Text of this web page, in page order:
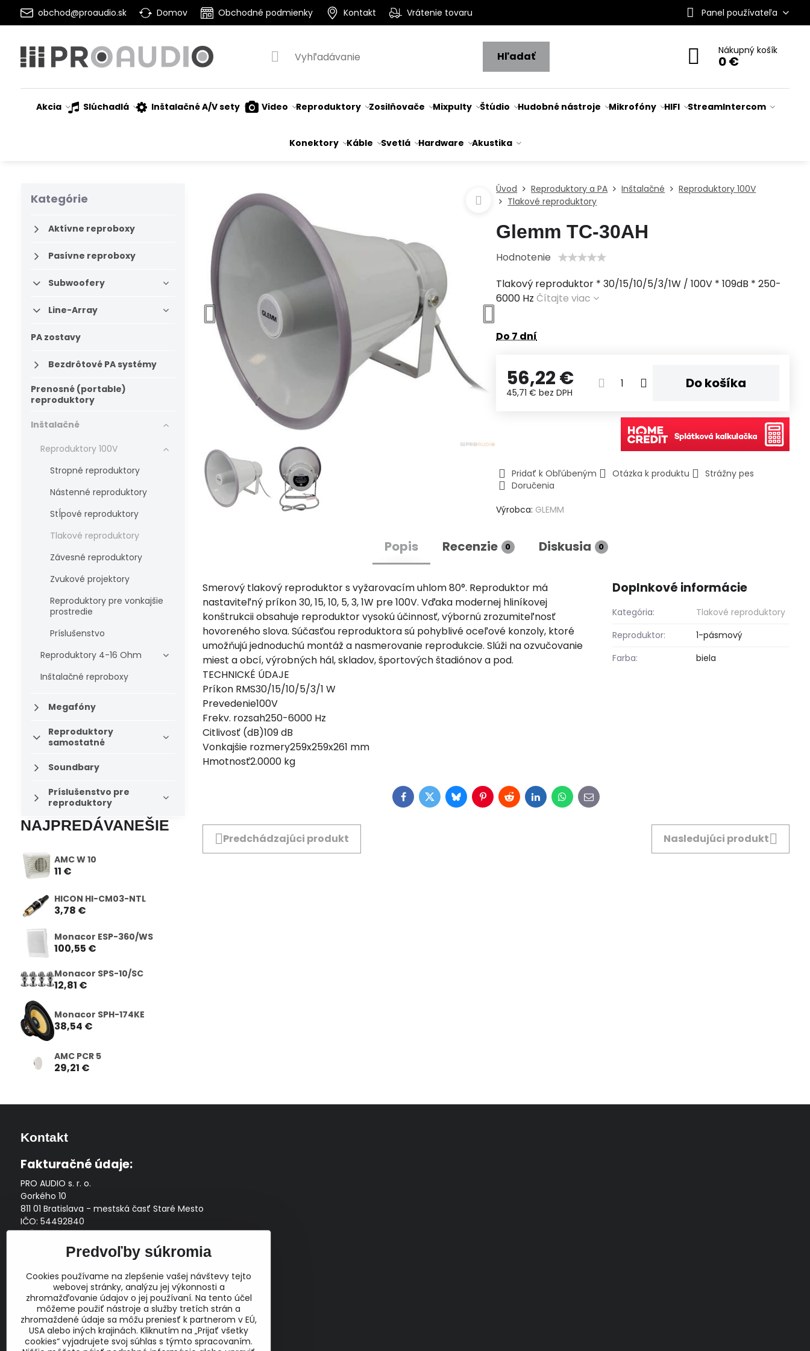
obchod@proaudio.sk Domov Obchodné podmienky Kontakt Vrátenie tovaru Panel používateľa
Hľadať Nákupný košík
0 €
Akcia Slúchadlá Inštalačné A/V sety Video Reproduktory Zosilňovače Mixpulty Štúdio Hudobné nástroje Mikrofóny HIFI StreamIntercom
Konektory Káble Svetlá Hardware Akustika
Úvod Reproduktory a PA Inštalačné
Reproduktory 100V
Tlakové reproduktory
Glemm TC-30AH
Hodnotenie
Tlakový reproduktor * 30/15/10/5/3/1W / 100V * 109dB * 250-
6000 HzČítajte viac
Do 7 dní
56,22 €
45,71 €bez DPH
Do košíka
Pridať k Obľúbeným Otázka k produktu
Strážny pes
Doručenia
Výrobca: GLEMM
Popis Recenzie 0 Diskusia 0
Smerový tlakový reproduktor s vyžarovacím uhlom 80°. Reproduktor má
nastaviteľný príkon 30, 15, 10, 5, 3, 1W pre 100V. Vďaka modernej hliníkovej
konštrukcii obsahuje reproduktor vysokú účinnosť, výbornú zrozumiteľnosť
hovoreného slova. Súčasťou reproduktora sú pohyblivé oceľové konzoly, ktoré
umožňujú jednoduchú montáž a nasmerovanie reprodukcie. Slúži na ozvučovanie
miest a obcí, výrobných hál, skladov, športových štadiónov a pod.
TECHNICKÉ ÚDAJE
Príkon RMS30/15/10/5/3/1 W
Prevedenie100V
Frekv. rozsah250-6000 Hz
Citlivosť (dB)109 dB
Vonkajšie rozmery259x259x261 mm
Hmotnosť2.0000 kg
Doplnkové informácie
Kategória:
Tlakové reproduktory
Reproduktor:
1-pásmový
Farba:
biela
Facebook
TwitterBlueskyPinterest
RedditLinkedInWhatsApp
E-
mail
Predchádzajúci produkt Nasledujúci produkt
Kategórie
Aktívne reproboxy
Pasívne reproboxy
Subwoofery
Line-Array
PA zostavy
Bezdrôtové PA systémy
Prenosné (portable)
reproduktory
Inštalačné
Reproduktory 100V
Stropné reproduktory
Nástenné reproduktory
Stĺpové reproduktory
Tlakové reproduktory
Závesné reproduktory
Zvukové projektory
Reproduktory pre vonkajšie
prostredie
Príslušenstvo
Reproduktory 4-16 Ohm
Inštalačné reproboxy
Megafóny
Reproduktory
samostatné
Soundbary
Príslušenstvo pre
reproduktory
NAJPREDÁVANEŠIE
AMC W 10
11 €
HICON HI-CM03-NTL
3,78 €
Monacor ESP-360/WS
100,55 €
Monacor SPS-10/SC
12,81 €
Monacor SPH-174KE
38,54 €
AMC PCR 5
29,21 €
Kontakt
Fakturačné údaje:
PRO AUDIO s. r. o.
Gorkého 10
811 01 Bratislava - mestská časť Staré Mesto
IČO: 54492840
DIČ: 2121704145
IČ DPH: SK2121704145
I, Oddiel Sro, Vložka č. 163349/B
Prevádzková doba: pracovné dni10:00 - 14:00
E-mail:
obchod@proaudio.sk
Bankové spojenie:
Predvoľby súkromia
Cookies používame na zlepšenie vašej návštevy tejto
webovej stránky, analýzu jej výkonnosti a
zhromažďovanie údajov o jej používaní. Na tento účel
môžeme použiť nástroje a služby tretích strán a
zhromaždené údaje sa môžu preniesť k partnerom v EÚ,
USA alebo iných krajinách. Kliknutím na „Prijať všetky
cookies“ vyjadrujete svoj súhlas s týmto spracovaním.